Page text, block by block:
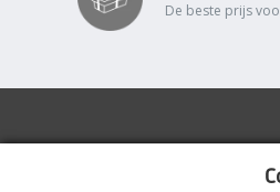
De beste prijs